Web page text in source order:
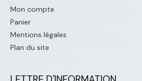
Mon compte
Panier
Mentions légales
Plan du site